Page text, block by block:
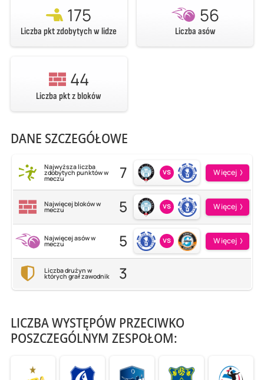
175
Liczba pkt zdobytych w lidze
56
Liczba asów
44
Liczba pkt z bloków
DANE SZCZEGÓŁOWE
Najwyższa liczba
zdobytych punktów w
meczu 7 vs Więcej
Najwięcej bloków w
meczu 5 vs Więcej
Najwięcej asów w
meczu 5 vs Więcej
Liczba drużyn w
których grał zawodnik 3
LICZBA WYSTĘPÓW PRZECIWKO
POSZCZEGÓLNYM ZESPOŁOM: